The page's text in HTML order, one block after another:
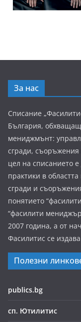
За нас
Списание
България,
мениджмънт:
сгради,
цел на списанието
практики в
сгради и
понятието
“фасилити
2007 година, а от
Фасилитис се
Полезни
publics.bg
сп. Ютилитис